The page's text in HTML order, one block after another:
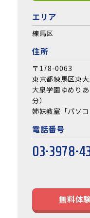
エリア
練馬区
住所
〒178-0063
東京都練馬区東
大泉学園ゆめり
分）
姉妹教室「パソ
電話番号
03-3978-
無料体